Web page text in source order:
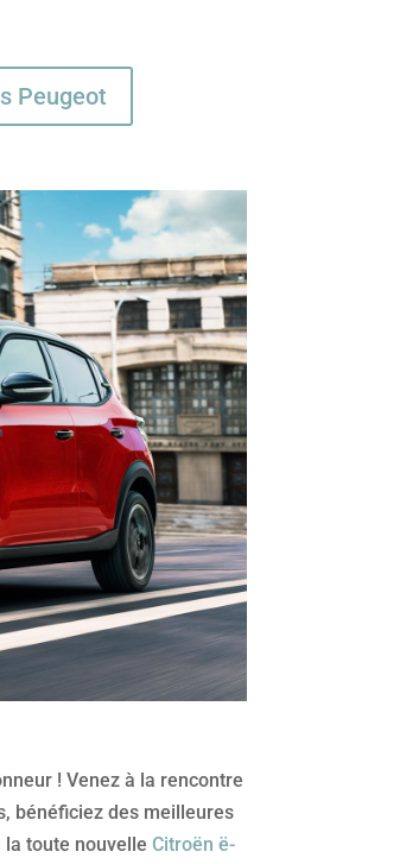
Peugeot
! Venez à la rencontre
bénéficiez des meilleures
toute nouvelle Citroën ë-